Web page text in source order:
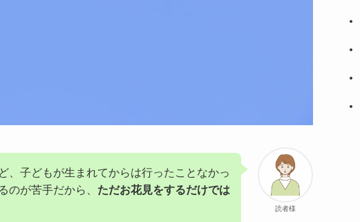
読者様
、子どもが生まれてからは行ったことなかっ
のが苦手だから、 ただお花見をするだけでは